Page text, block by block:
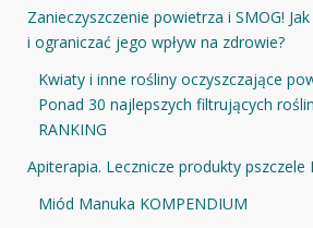
Zanieczyszczenie powietrza i SMOG!
i ograniczać jego wpływ na zdrowie?
Kwiaty i inne rośliny oczyszczające
Ponad 30 najlepszych filtrujących
RANKING
Apiterapia. Lecznicze produkty pszczele
Miód Manuka KOMPENDIUM